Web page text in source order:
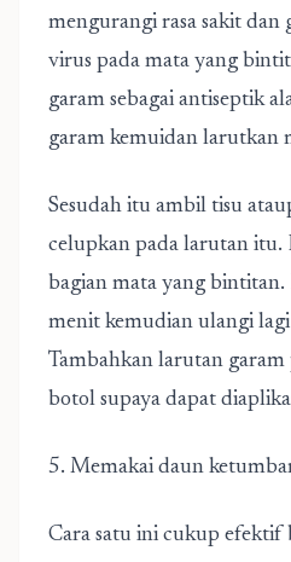
mengurangi rasa sakit dan
virus pada mata yang
garam sebagai antiseptik
garam kemuidan larutkan
Sesudah itu ambil tisu
celupkan pada larutan itu.
bagian mata yang bintitan.
menit kemudian ulangi
Tambahkan larutan
botol supaya dapat
5. Memakai daun
Cara satu ini cukup